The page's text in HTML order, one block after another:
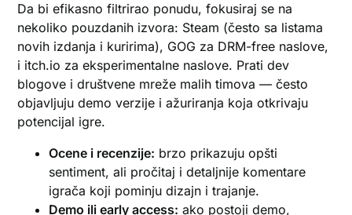
Da bi efikasno filtrirao ponudu, fokusiraj se na
nekoliko pouzdanih izvora: Steam (često sa listama
novih izdanja i kuririma), GOG za DRM-free naslove,
i itch.io za eksperimentalne naslove. Prati dev
blogove i društvene mreže malih timova — često
objavljuju demo verzije i ažuriranja koja otkrivaju
potencijal igre.
Ocene i recenzije: brzo prikazuju opšti
sentiment, ali pročitaj i detaljnije komentare
igrača koji pominju dizajn i trajanje.
Demo ili early access: ako postoji demo,